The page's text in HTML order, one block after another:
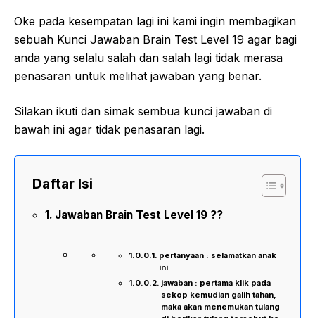
Oke pada kesempatan lagi ini kami ingin membagikan
sebuah Kunci Jawaban Brain Test Level 19 agar bagi
anda yang selalu salah dan salah lagi tidak merasa
penasaran untuk melihat jawaban yang benar.
Silakan ikuti dan simak sembua kunci jawaban di
bawah ini agar tidak penasaran lagi.
Daftar Isi
Jawaban Brain Test Level 19 ??
pertanyaan : selamatkan anak
ini
jawaban : pertama klik pada
sekop kemudian galih tahan,
maka akan menemukan tulang